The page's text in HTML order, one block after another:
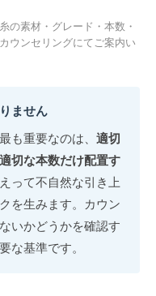
の素材・グレード・本数・
ウンセリングにてご案内い
ません
も重要なのは、 適切
切な本数だけ配置す
って不自然な引き上
を生みます。カウン
いかどうかを確認す
な基準です。